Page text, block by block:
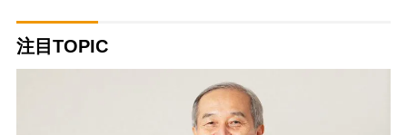
注目TOPIC